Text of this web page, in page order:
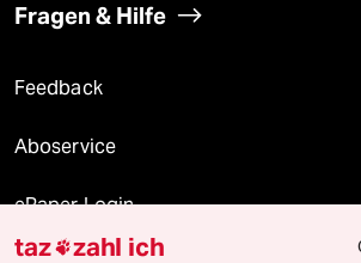
Fragen & Hilfe
Feedback
Aboservice
ePaper Login
taz zahl ich